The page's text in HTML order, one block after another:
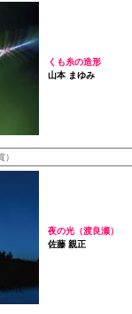
くも糸の造形
山本 まゆみ
夜の光（渡良瀬）
佐藤 親正